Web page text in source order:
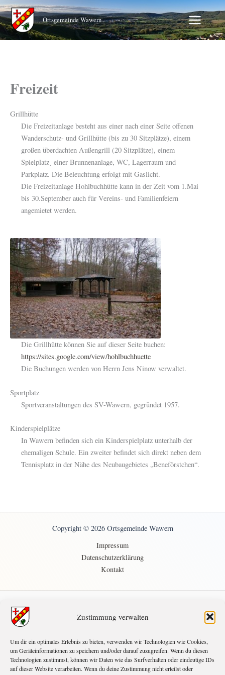
Zustimmung verwalten
Um dir ein optimales Erlebnis zu bieten, verwenden wir Technologien wie Cookies,
um Geräteinformationen zu speichern und/oder darauf zuzugreifen. Wenn du diesen
Technologien zustimmst, können wir Daten wie das Surfverhalten oder eindeutige IDs
auf dieser Website verarbeiten. Wenn du deine Zustimmung nicht erteilst oder
Zum
Inhalt
springen
Ortsgemeinde Wawern
Freizeit
Grillhütte
Die Freizeitanlage besteht aus einer nach einer Seite offenen
Wanderschutz- und Grillhütte (bis zu 30 Sitzplätze), einem
großen überdachten Außengrill (20 Sitzplätze), einem
Spielplatz¸ einer Brunnenanlage, WC, Lagerraum und
Parkplatz. Die Beleuchtung erfolgt mit Gaslicht.
Die Freizeitanlage Hohlbuchhütte kann in der Zeit vom 1.Mai
bis 30.September auch für Vereins- und Familienfeiern
angemietet werden.
Die Grillhütte können Sie auf dieser Seite buchen:
https://sites.google.com/view/hohlbuchhuette
Die Buchungen werden von Herrn Jens Ninow verwaltet.
Sportplatz
Sportveranstaltungen des SV-Wawern, gegründet 1957.
Kinderspielplätze
In Wawern befinden sich ein Kinderspielplatz unterhalb der
ehemaligen Schule. Ein zweiter befindet sich direkt neben dem
Tennisplatz in der Nähe des Neubaugebietes „Beneförstchen“.
Copyright © 2026 Ortsgemeinde Wawern
Impressum
Datenschutzerklärung
Kontakt
demnächst
SEP.
5
10:00-18:00
Herbstcamp
OKT. 17:00-21:00